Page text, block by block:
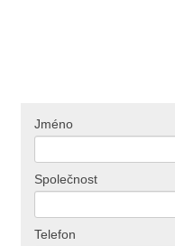
Jméno
Společnost
Telefon